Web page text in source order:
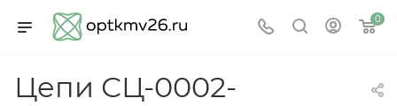
0
Цепи СЦ-0002-